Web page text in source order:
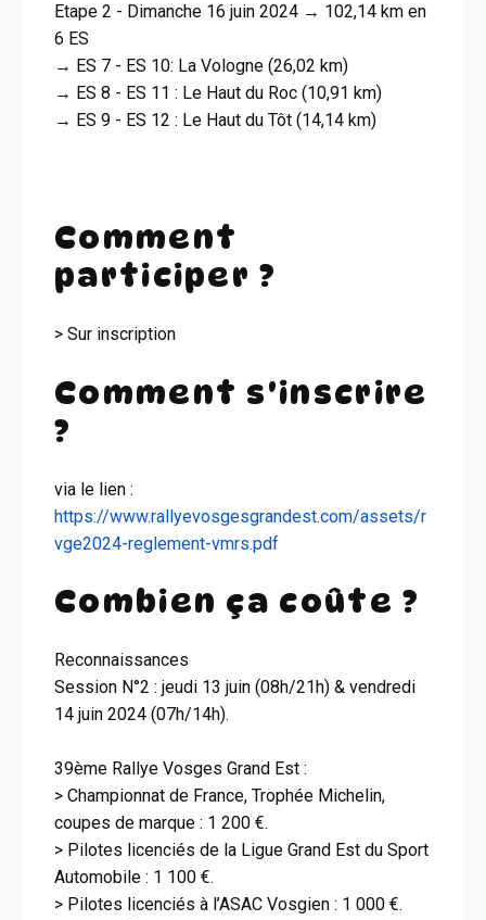
Etape 2 - Dimanche 16 juin 2024 → 102,14 km en
6 ES
→ ES 7 - ES 10: La Vologne (26,02 km)
→ ES 8 - ES 11 : Le Haut du Roc (10,91 km)
→ ES 9 - ES 12 : Le Haut du Tôt (14,14 km)
Comment
participer ?
> Sur inscription
Comment s'inscrire
?
via le lien :
https://www.rallyevosgesgrandest.com/assets/r
vge2024-reglement-vmrs.pdf
Combien ça coûte ?
Reconnaissances
Session N°2 : jeudi 13 juin (08h/21h) & vendredi
14 juin 2024 (07h/14h).
39ème Rallye Vosges Grand Est :
> Championnat de France, Trophée Michelin,
coupes de marque : 1 200 €.
> Pilotes licenciés de la Ligue Grand Est du Sport
Automobile : 1 100 €.
> Pilotes licenciés à l’ASAC Vosgien : 1 000 €.